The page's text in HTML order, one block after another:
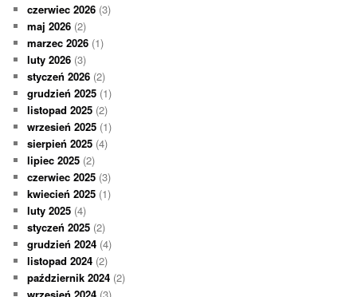
czerwiec 2026 (3)
maj 2026 (2)
marzec 2026 (1)
luty 2026 (3)
styczeń 2026 (2)
grudzień 2025 (1)
listopad 2025 (2)
wrzesień 2025 (1)
sierpień 2025 (4)
lipiec 2025 (2)
czerwiec 2025 (3)
kwiecień 2025 (1)
luty 2025 (4)
styczeń 2025 (2)
grudzień 2024 (4)
listopad 2024 (2)
październik 2024 (2)